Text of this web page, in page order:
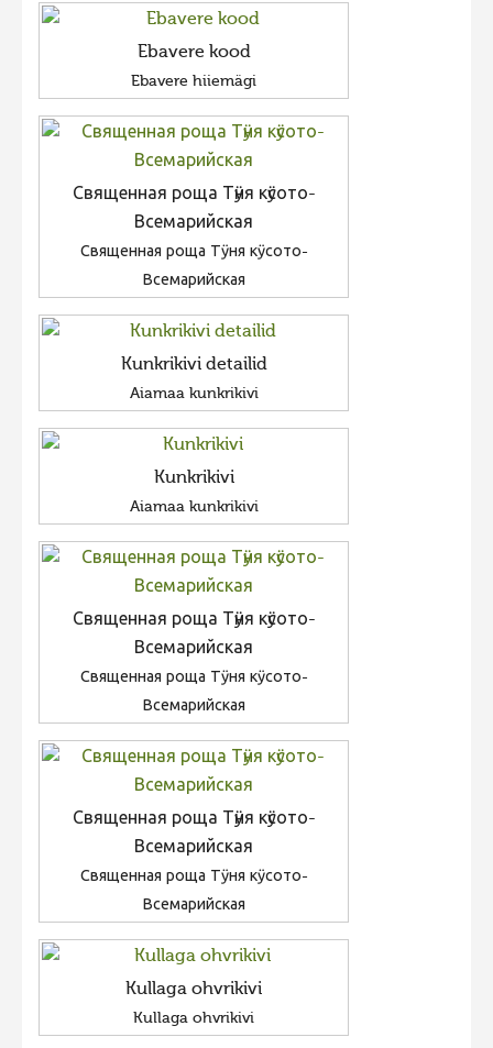
Ebavere kood
Ebavere hiiemägi
Священная роща Тӱня кӱсото-
Всемарийская
Священная роща Тӱня кӱсото-
Всемарийская
Kunkrikivi detailid
Aiamaa kunkrikivi
Kunkrikivi
Aiamaa kunkrikivi
Священная роща Тӱня кӱсото-
Всемарийская
Священная роща Тӱня кӱсото-
Всемарийская
Священная роща Тӱня кӱсото-
Всемарийская
Священная роща Тӱня кӱсото-
Всемарийская
Kullaga ohvrikivi
Kullaga ohvrikivi